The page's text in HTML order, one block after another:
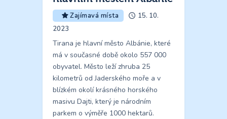
Zajímavá místa
15. 10.
2023
Tirana je hlavní město Albánie, které
má v současné době okolo 557 000
obyvatel. Město leží zhruba 25
kilometrů od Jaderského moře a v
blízkém okolí krásného horského
masivu Dajti, který je národním
parkem o výměře 1000 hektarů.